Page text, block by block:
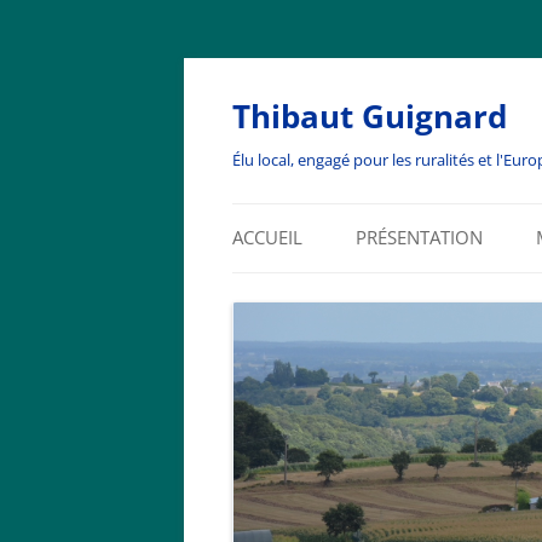
Thibaut Guignard
Élu local, engagé pour les ruralités et
ACCUEIL PRÉSENTATION
BIENVENUE
EDITOS
ENGAGEMENTS
ET RÉSEAUX